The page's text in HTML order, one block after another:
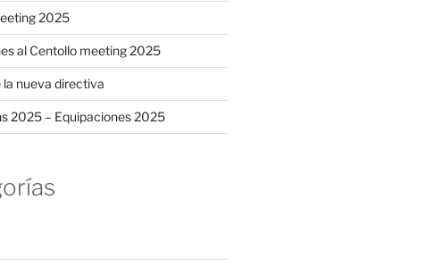
2025
al Centollo meeting 2025
la nueva directiva
2025 – Equipaciones 2025